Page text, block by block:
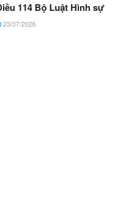
114 Bộ Luật Hình sự
23/07/2026